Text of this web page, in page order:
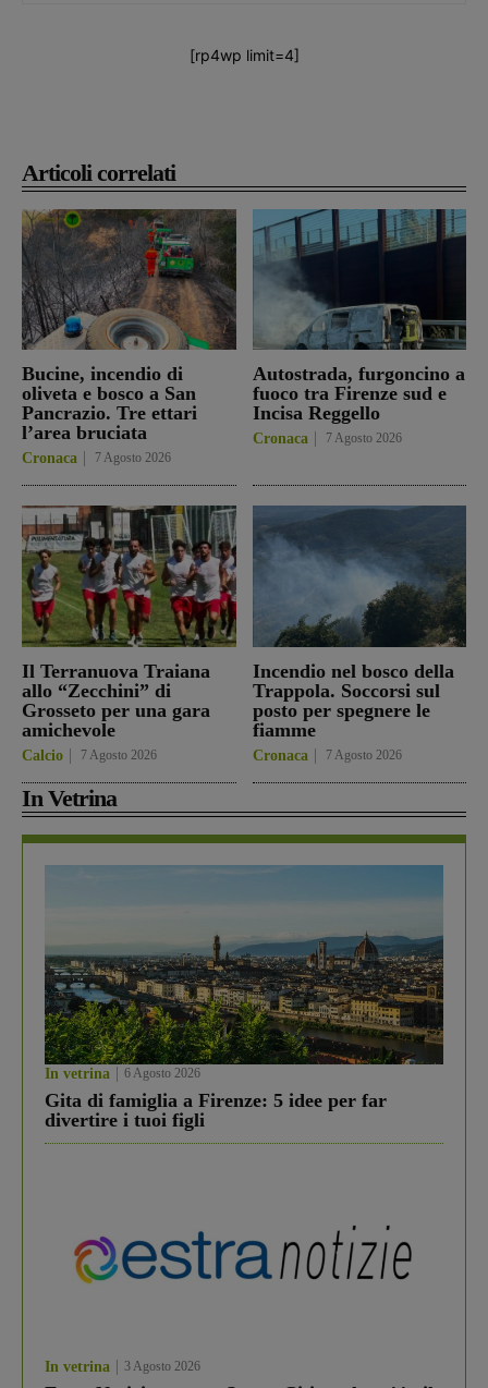
Articoli correlati
Bucine, incendio di
oliveta e bosco a San
Pancrazio. Tre ettari
l’area bruciata
Cronaca 7 Agosto 2026
Autostrada, furgoncino a
fuoco tra Firenze sud e
Incisa Reggello
Cronaca 7 Agosto 2026
Il Terranuova Traiana
allo “Zecchini” di
Grosseto per una gara
amichevole
Calcio 7 Agosto 2026
Incendio nel bosco della
Trappola. Soccorsi sul
posto per spegnere le
fiamme
Cronaca 7 Agosto 2026
In Vetrina
In vetrina 6 Agosto 2026
Gita di famiglia a Firenze: 5 idee per far
divertire i tuoi figli
In vetrina 3 Agosto 2026
[rp4wp limit=4]